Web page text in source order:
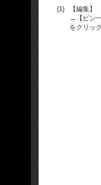
(1)
【編集】
→【ピン
をクリッ